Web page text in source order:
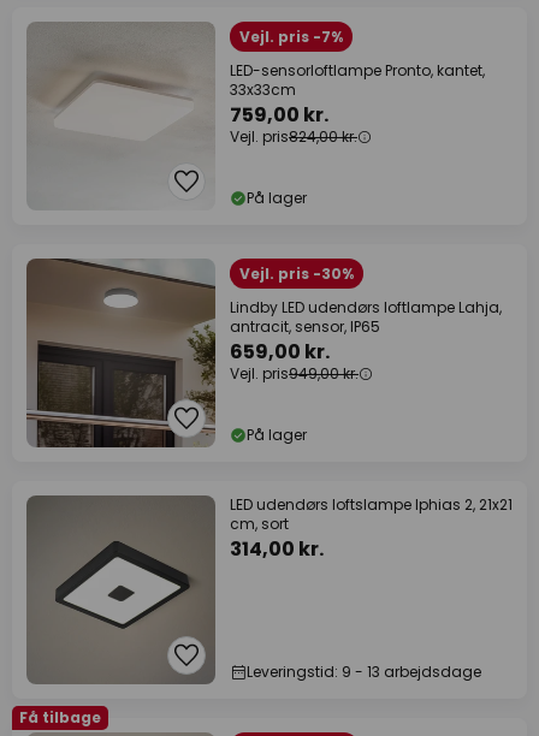
Vejl. pris -7%
LED-sensorloftlampe Pronto, kantet,
33x33cm
759,00 kr.
Vejl. pris824,00 kr.
På lager
Vejl. pris -30%
Lindby LED udendørs loftlampe Lahja,
antracit, sensor, IP65
659,00 kr.
Vejl. pris949,00 kr.
På lager
LED udendørs loftslampe Iphias 2, 21x21
cm, sort
314,00 kr.
Leveringstid: 9 - 13 arbejdsdage
Få tilbage